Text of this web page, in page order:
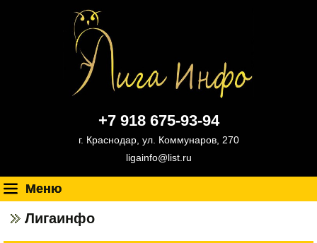
+7 918 675-93-94
г. Краснодар, ул. Коммунаров, 270
ligainfo@list.ru
Меню
Лигаинфо